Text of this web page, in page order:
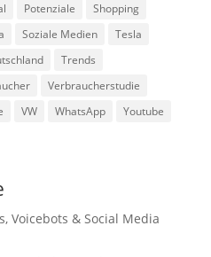
Potenziale
Shopping
Soziale Medien
Tesla
Trends
Verbraucherstudie
VW WhatsApp
Youtube
Voicebots & Social Media